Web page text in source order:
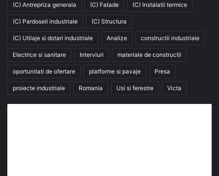
(C) Antrepriza generala (C) Fatade (C) Instalatii termice
(C) Pardoseli industriale (C) Structura
(C) Utilaje si dotari industriale Analize constructii industriale
Electrice si sanitare Interviuri materiale de constructii
oportunitati de ofertare platforme si pavaje Presa
proiecte industriale Romania Usi si ferestre Victa